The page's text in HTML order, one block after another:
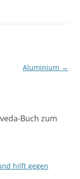
Aluminium →
Buch zum
hilft gegen